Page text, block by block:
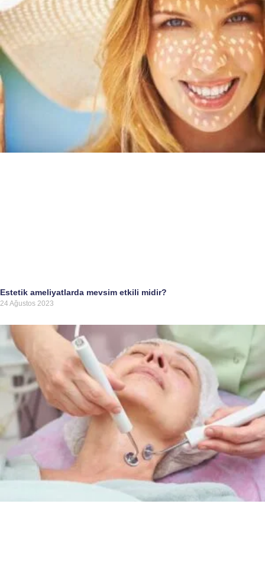
Estetik ameliyatlarda mevsim etkili midir?
24 Ağustos 2023